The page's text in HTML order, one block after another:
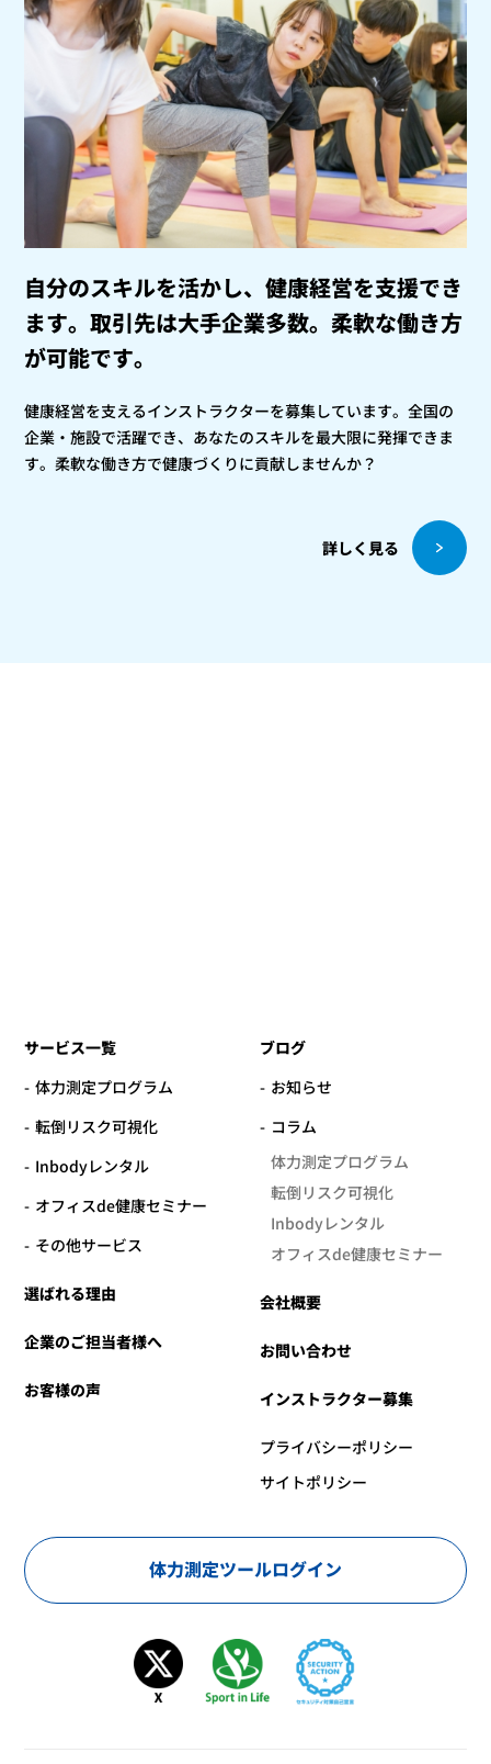
自分のスキルを活かし、健康経営を支援でき
ます。取引先は大手企業多数。柔軟な働き方
が可能です。
健康経営を支えるインストラクターを募集しています。全国の
企業・施設で活躍でき、あなたのスキルを最大限に発揮できま
す。柔軟な働き方で健康づくりに貢献しませんか？
詳しく見る
サービス一覧
体力測定プログラム
転倒リスク可視化
Inbodyレンタル
オフィスde健康セミナー
その他サービス
選ばれる理由
企業のご担当者様へ
お客様の声
ブログ
お知らせ
コラム
体力測定プログラム
転倒リスク可視化
Inbodyレンタル
オフィスde健康セミナー
会社概要
お問い合わせ
インストラクター募集
プライバシーポリシー
サイトポリシー
体力測定ツールログイン